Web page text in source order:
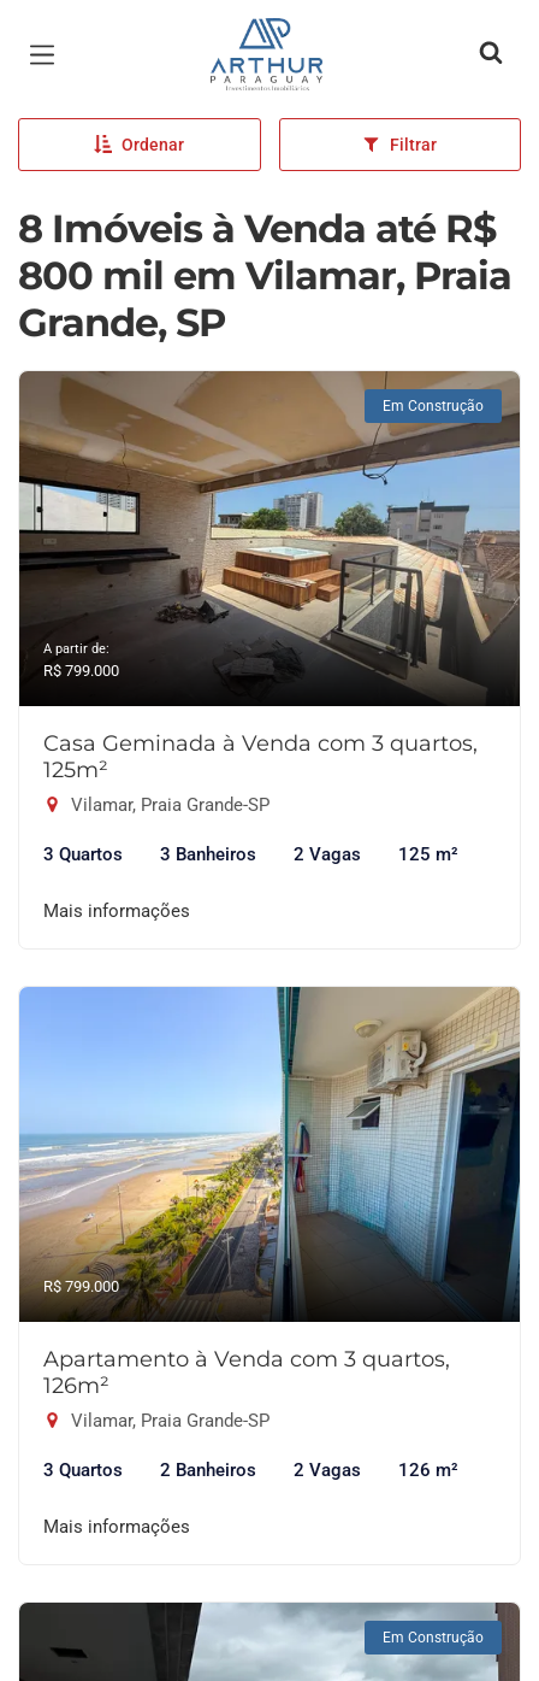
Página inicial
Ordenar Filtrar
8 Imóveis à Venda até R$
800 mil em Vilamar, Praia
Grande, SP
Em Construção
A partir de:
R$ 799.000
Casa Geminada à Venda com 3 quartos,
125m²
Vilamar, Praia Grande-SP
3 Quartos 3 Banheiros 2 Vagas 125 m²
Mais informações
R$ 799.000
Apartamento à Venda com 3 quartos,
126m²
Vilamar, Praia Grande-SP
3 Quartos 2 Banheiros 2 Vagas 126 m²
Mais informações
Em Construção